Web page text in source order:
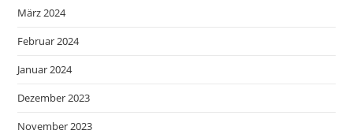
März 2024
Februar 2024
Januar 2024
Dezember 2023
November 2023